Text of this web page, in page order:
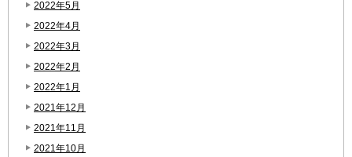
2022年5月
2022年4月
2022年3月
2022年2月
2022年1月
2021年12月
2021年11月
2021年10月